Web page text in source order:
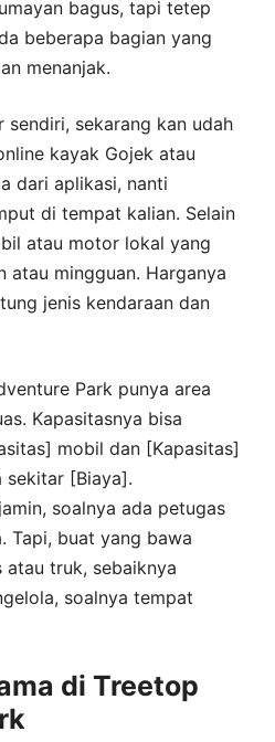
bagus, tapi tetep
beberapa bagian yang
menanjak.
sendiri, sekarang kan udah
kayak Gojek atau
dari aplikasi, nanti
di tempat kalian. Selain
atau motor lokal yang
atau mingguan. Harganya
jenis kendaraan dan
Park punya area
Kapasitasnya bisa
mobil dan [Kapasitas]
sekitar [Biaya].
soalnya ada petugas
Tapi, buat yang bawa
truk, sebaiknya
soalnya tempat
di Treetop